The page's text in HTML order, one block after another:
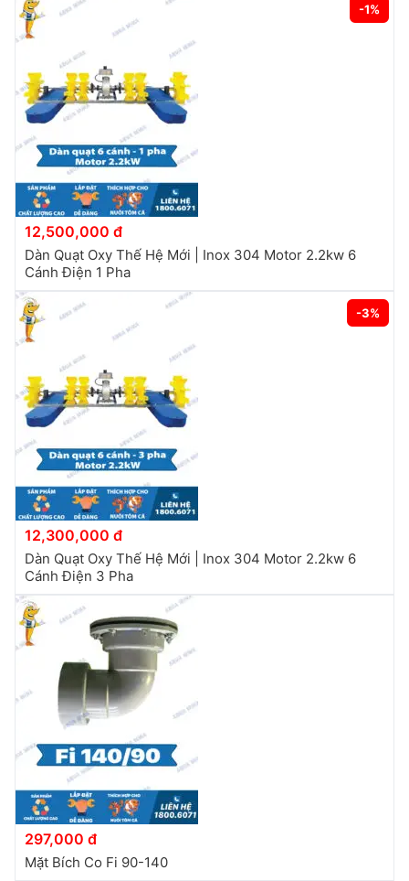
-1%
12,500,000 đ
Dàn Quạt Oxy Thế Hệ Mới | Inox 304 Motor 2.2kw 6
Cánh Điện 1 Pha
-3%
12,300,000 đ
Dàn Quạt Oxy Thế Hệ Mới | Inox 304 Motor 2.2kw 6
Cánh Điện 3 Pha
297,000 đ
Mặt Bích Co Fi 90-140